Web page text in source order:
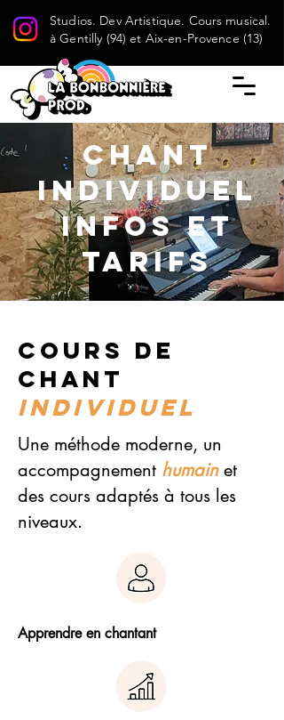
Studios. Dev Artistique. Cours musical.
à Gentilly (94) et Aix-en-Provence (13)
CHANT
INDIVIDUEL
INFOS et
tarifs
Cours de
chant
individuel
Une méthode moderne, un
accompagnement humainet
des cours adaptés à tous les
niveaux.
Apprendre en chantant